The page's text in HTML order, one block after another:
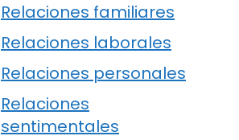
Relaciones familiares
Relaciones laborales
Relaciones personales
Relaciones
sentimentales